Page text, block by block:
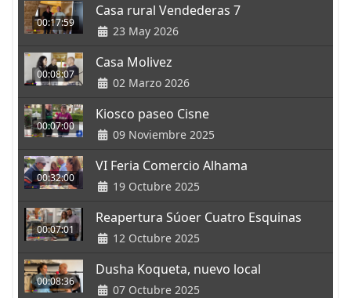
00:17:59
Casa rural Vendederas 7
23 May 2026
00:08:07
Casa Molivez
02 Marzo 2026
00:07:00
Kiosco paseo Cisne
09 Noviembre 2025
00:32:00
VI Feria Comercio Alhama
19 Octubre 2025
00:07:01
Reapertura Súoer Cuatro Esquinas
12 Octubre 2025
00:08:36
Dusha Koqueta, nuevo local
07 Octubre 2025